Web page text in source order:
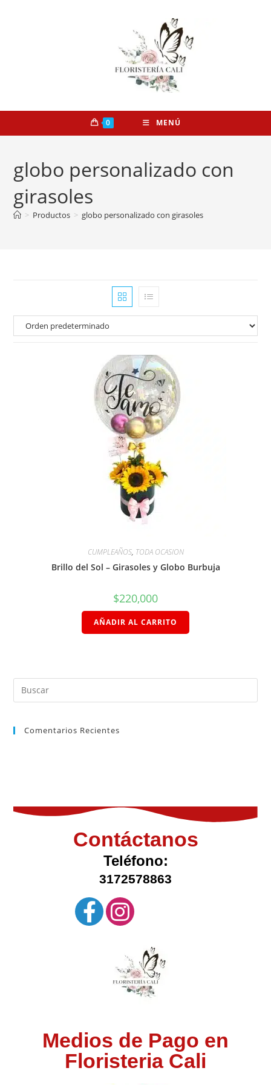
0 MENÚ
globo personalizado con
girasoles
> Productos > globo personalizado con girasoles
CUMPLEAÑOS, TODA OCASION
Brillo del Sol – Girasoles y Globo Burbuja
$220,000
AÑADIR AL CARRITO
Comentarios Recientes
Contáctanos
Teléfono:
3172578863
Medios de Pago en
Floristeria Cali